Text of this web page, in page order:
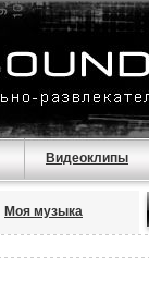
Видеоклипы
Моя музыка